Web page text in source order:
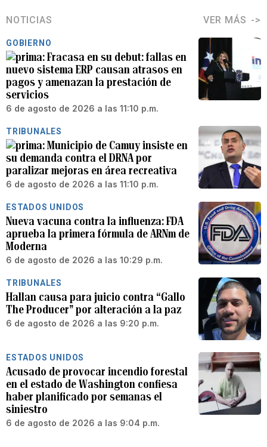
NOTICIAS VER MÁS
GOBIERNO
Fracasa en su debut: fallas en
nuevo sistema ERP causan atrasos en
pagos y amenazan la prestación de
servicios
6 de agosto de 2026 a las 11:10 p.m.
TRIBUNALES
Municipio de Camuy insiste en
su demanda contra el DRNA por
paralizar mejoras en área recreativa
6 de agosto de 2026 a las 11:10 p.m.
ESTADOS UNIDOS
Nueva vacuna contra la influenza: FDA
aprueba la primera fórmula de ARNm de
Moderna
6 de agosto de 2026 a las 10:29 p.m.
TRIBUNALES
Hallan causa para juicio contra “Gallo
The Producer” por alteración a la paz
6 de agosto de 2026 a las 9:20 p.m.
ESTADOS UNIDOS
Acusado de provocar incendio forestal
en el estado de Washington confiesa
haber planificado por semanas el
siniestro
6 de agosto de 2026 a las 9:04 p.m.